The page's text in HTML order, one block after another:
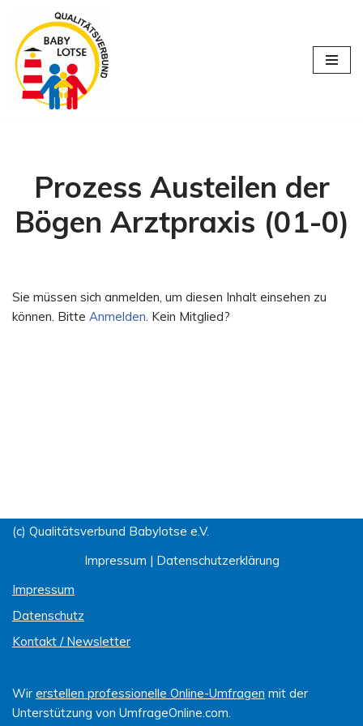
Zum
Inhalt
springen
Prozess Austeilen der
Bögen Arztpraxis (01-0)
Sie müssen sich anmelden, um diesen Inhalt einsehen zu
können. Bitte Anmelden. Kein Mitglied?
(c) Qualitätsverbund Babylotse e.V.
Impressum | Datenschutzerklärung
Impressum
Datenschutz
Kontakt / Newsletter
Wir erstellen professionelle Online-Umfragen mit der
Unterstützung von UmfrageOnline.com.